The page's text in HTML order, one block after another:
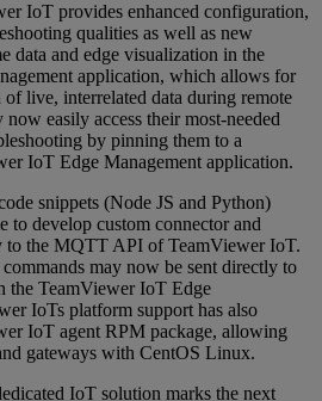
IoT provides enhanced configuration,
qualities as well as new
data and edge visualization in the
application, which allows for
live, interrelated data during remote
easily access their most-needed
by pinning them to a
IoT Edge Management application.
snippets (Node JS and Python)
to develop custom connector and
to the MQTT API of TeamViewer IoT.
may now be sent directly to
the TeamViewer IoT Edge
IoTs platform support has also
IoT agent RPM package, allowing
gateways with CentOS Linux.
IoT solution marks the next